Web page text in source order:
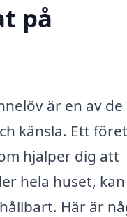
på
är en av de
känsla. Ett
hjälper dig att
hela huset, kan
Här är